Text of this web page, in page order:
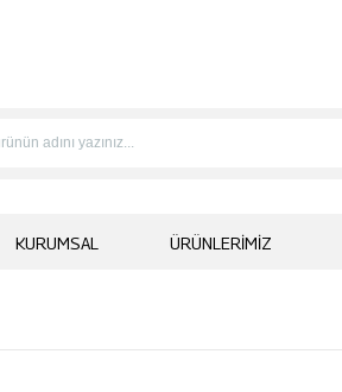
KURUMSAL ÜRÜNLERIMIZ